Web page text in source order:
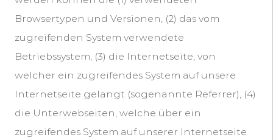
Browsertypen und Versionen, (2) das vom
zugreifenden System verwendete
Betriebssystem, (3) die Internetseite, von
welcher ein zugreifendes System auf unsere
Internetseite gelangt (sogenannte Referrer), (4)
die Unterwebseiten, welche über ein
zugreifendes System auf unserer Internetseite